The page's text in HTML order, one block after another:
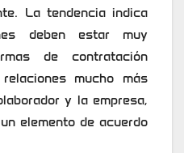
La tendencia indica
deben estar muy
de contratación
mucho más
y la empresa,
elemento de acuerdo